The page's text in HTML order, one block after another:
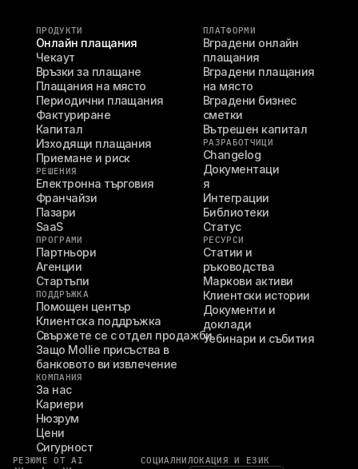
ПРОДУКТИ
Онлайн плащания
Чекаут
Връзки за плащане
Плащания на място
Периодични плащания
Фактуриране
Капитал
Изходящи плащания
Приемане и риск
РЕШЕНИЯ
Електронна търговия
Франчайзи
Пазари
SaaS
ПРОГРАМИ
Партньори
Агенции
Стартъпи
ПОДДРЪЖКА
Помощен център
Клиентска поддръжка
Свържете се с отдел продажби
Защо Mollie присъства в
банковото ви извлечение
КОМПАНИЯ
За нас
Кариери
Нюзрум
Цени
Сигурност
ПЛАТФОРМИ
Вградени онлайн
плащания
Вградени плащания
на място
Вградени бизнес
сметки
Вътрешен капитал
РАЗРАБОТЧИЦИ
Changelog
Документаци
я
Интеграции
Библиотеки
Статус
РЕСУРСИ
Статии и
ръководства
Маркови активи
Клиентски истории
Документи и
доклади
Уебинари и събития
РЕЗЮМЕ ОТ AI СОЦИАЛНИЛОКАЦИЯ И ЕЗИК